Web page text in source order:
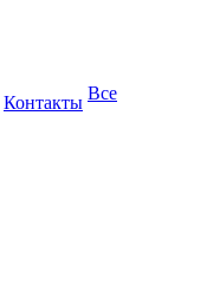
Контакты Все